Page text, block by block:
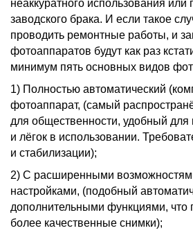
неаккуратного использования или
заводского брака. И если такое
проводить ремонтные работы, и
фотоаппаратов будут как раз
минимум пять основных видов
1) Полностью автоматический
фотоаппарат, (самый
для общественности, удобный
и лёгок в использовании.
и стабилизации);
2) С расширенными
настройками, (подобный
дополнительными функциями, что
более качественные снимки);